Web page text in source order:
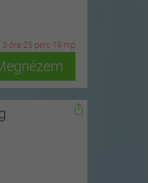
3 óra 25 perc 17 mp